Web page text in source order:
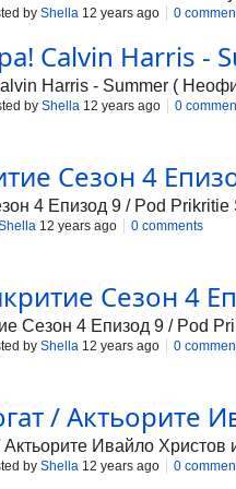
роден във
бряг на Ирландия,
избяга от
се присъединява към
by Shella 12 years ago 0
Calvin Harris -
Harris - Summer (
by Shella 12 years ago 0
Сезон 4
4 Епизод 9 / Pod Prikritie
12 years ago 0 comments
Сезон 4
Сезон 4 Епизод 9 / Pod
by Shella 12 years ago 0
/ Актьорите
Актьорите Ивайло
by Shella 12 years ago 0